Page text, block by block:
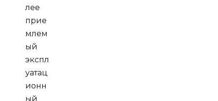
лее
прие
млем
ый
экспл
уатац
ионн
ый